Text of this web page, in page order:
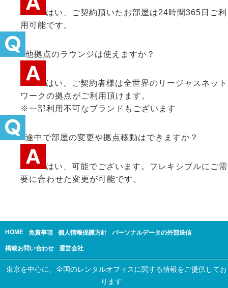
はい、ご契約頂いたお部屋は24時間365日ご利
用可能です。
他拠点のラウンジは使えますか？
はい、ご契約者様は全世界のリージャスネット
ワークの拠点がご利用頂けます。
※一部利用不可なブランドもございます
途中で部屋の変更や拠点移動はできますか？
はい、可能でございます。フレキシブルにご需
要に合わせた変更が可能です。
HOME 免責事項 個人情報保護方針 パーソナルデータの外部送信
掲載お問い合わせ 運営会社
東京を中心に、全国のレンタルオフィスに関する情報をご提供してお
ります